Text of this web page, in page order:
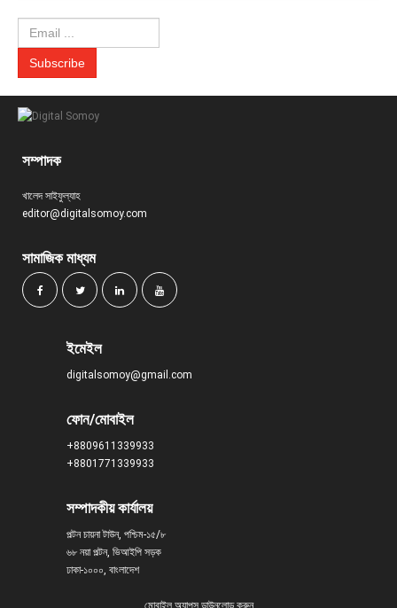
সম্পাদক
খালেদ সাইফুল্যাহ
editor@digitalsomoy.com
সামাজিক মাধ্যম
ইমেইল
digitalsomoy@gmail.com
ফোন/মোবাইল
+8809611339933
+8801771339933
সম্পাদকীয় কার্যালয়
পল্টন চায়না টাউন, পশ্চিম-১৫/৮
৬৮ নয়া পল্টন, ভিআইপি সড়ক
ঢাকা-১০০০, বাংলাদেশ